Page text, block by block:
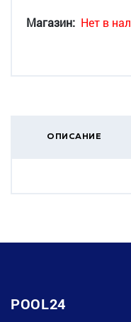
Магазин: Нет в
ОПИСАНИЕ
POOL24